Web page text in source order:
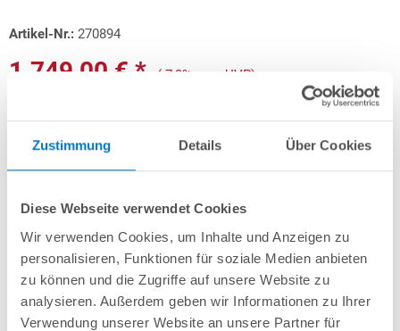
Zustimmung Details Über Cookies
Diese Webseite verwendet Cookies
Wir verwenden Cookies, um Inhalte und Anzeigen zu
personalisieren, Funktionen für soziale Medien anbieten
zu können und die Zugriffe auf unsere Website zu
analysieren. Außerdem geben wir Informationen zu Ihrer
Verwendung unserer Website an unsere Partner für
Artikel-Nr.: 270894
1.749,00 € *
(-7,9% vom UVP)
inkl. gesetzlicher MwSt.zzgl. Versandkosten; ab 99,- frachtfrei
Versandkostenfreie Lieferung!
Schon ab 52,25 € monatlichfinanzieren
Weitere Informationen
Perimeter-Hartschaum Rundschalungselemente mit Nut und Feder für
eingebaute Pools. Ersetzt bei fachgerechter Montage die Hinterfüllung mit